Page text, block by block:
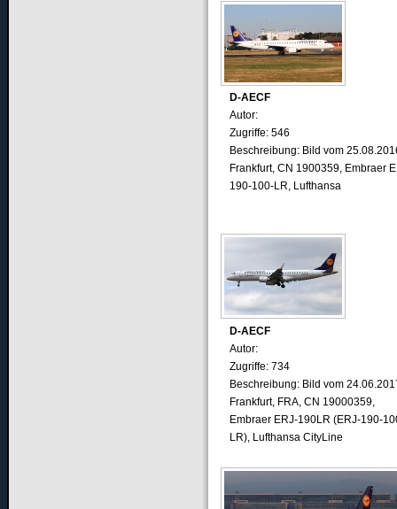
D-AECF
Autor:
Zugriffe: 546
Beschreibung: Bild vom
Frankfurt, CN 1900359, Embraer
190-100-LR, Lufthansa
D-AECF
Autor:
Zugriffe: 734
Beschreibung: Bild vom
Frankfurt, FRA, CN 19000359,
Embraer ERJ-190LR (ERJ-190-
LR), Lufthansa CityLine